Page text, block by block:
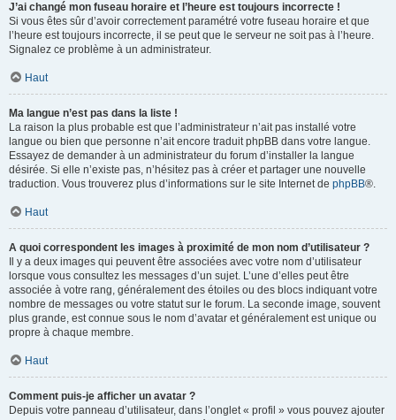
J’ai changé mon fuseau horaire et l’heure est toujours incorrecte !
Si vous êtes sûr d’avoir correctement paramétré votre fuseau horaire et que
l’heure est toujours incorrecte, il se peut que le serveur ne soit pas à l’heure.
Signalez ce problème à un administrateur.
Haut
Ma langue n’est pas dans la liste !
La raison la plus probable est que l’administrateur n’ait pas installé votre
langue ou bien que personne n’ait encore traduit phpBB dans votre langue.
Essayez de demander à un administrateur du forum d’installer la langue
désirée. Si elle n’existe pas, n’hésitez pas à créer et partager une nouvelle
traduction. Vous trouverez plus d’informations sur le site Internet de phpBB®.
Haut
A quoi correspondent les images à proximité de mon nom d’utilisateur ?
Il y a deux images qui peuvent être associées avec votre nom d’utilisateur
lorsque vous consultez les messages d’un sujet. L’une d’elles peut être
associée à votre rang, généralement des étoiles ou des blocs indiquant votre
nombre de messages ou votre statut sur le forum. La seconde image, souvent
plus grande, est connue sous le nom d’avatar et généralement est unique ou
propre à chaque membre.
Haut
Comment puis-je afficher un avatar ?
Depuis votre panneau d’utilisateur, dans l’onglet « profil » vous pouvez ajouter